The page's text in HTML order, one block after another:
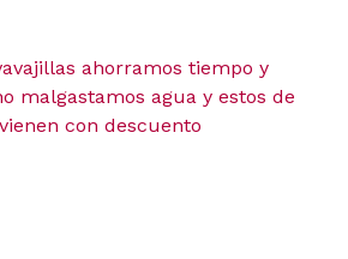
ahorramos tiempo y
malgastamos agua y estos de
con descuento